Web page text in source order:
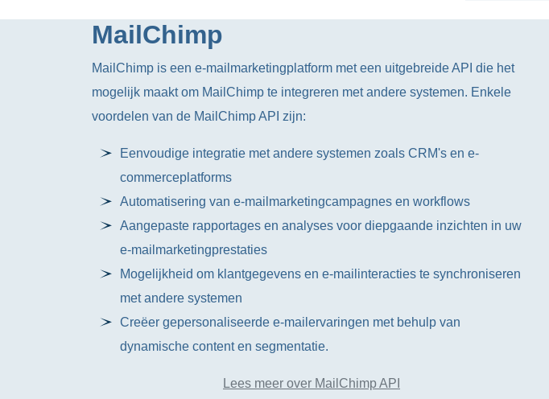
MailChimp
MailChimp is een e-mailmarketingplatform met een uitgebreide API die het
mogelijk maakt om MailChimp te integreren met andere systemen. Enkele
voordelen van de MailChimp API zijn:
Eenvoudige integratie met andere systemen zoals CRM's en e-
commerceplatforms
Automatisering van e-mailmarketingcampagnes en workflows
Aangepaste rapportages en analyses voor diepgaande inzichten in uw
e-mailmarketingprestaties
Mogelijkheid om klantgegevens en e-mailinteracties te synchroniseren
met andere systemen
Creëer gepersonaliseerde e-mailervaringen met behulp van
dynamische content en segmentatie.
Lees meer over MailChimp API